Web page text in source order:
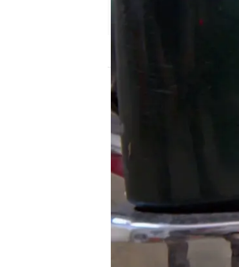
Publicado:
En el
El joven
y tiene